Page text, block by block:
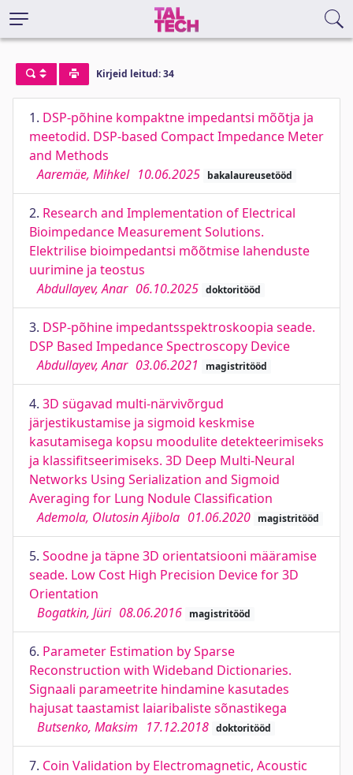
Kirjeid leitud: 34
1. DSP-põhine kompaktne impedantsi mõõtja ja
meetodid. DSP-based Compact Impedance Meter
and Methods
Aaremäe, Mihkel 10.06.2025 bakalaureusetööd
2. Research and Implementation of Electrical
Bioimpedance Measurement Solutions.
Elektrilise bioimpedantsi mõõtmise lahenduste
uurimine ja teostus
Abdullayev, Anar 06.10.2025 doktoritööd
3. DSP-põhine impedantsspektroskoopia seade.
DSP Based Impedance Spectroscopy Device
Abdullayev, Anar 03.06.2021 magistritööd
4. 3D sügavad multi-närvivõrgud
järjestikustamise ja sigmoid keskmise
kasutamisega kopsu moodulite detekteerimiseks
ja klassifitseerimiseks. 3D Deep Multi-Neural
Networks Using Serialization and Sigmoid
Averaging for Lung Nodule Classification
Ademola, Olutosin Ajibola 01.06.2020 magistritööd
5. Soodne ja täpne 3D orientatsiooni määramise
seade. Low Cost High Precision Device for 3D
Orientation
Bogatkin, Jüri 08.06.2016 magistritööd
6. Parameter Estimation by Sparse
Reconstruction with Wideband Dictionaries.
Signaali parameetrite hindamine kasutades
hajusat taastamist laiaribaliste sõnastikega
Butsenko, Maksim 17.12.2018 doktoritööd
7. Coin Validation by Electromagnetic, Acoustic